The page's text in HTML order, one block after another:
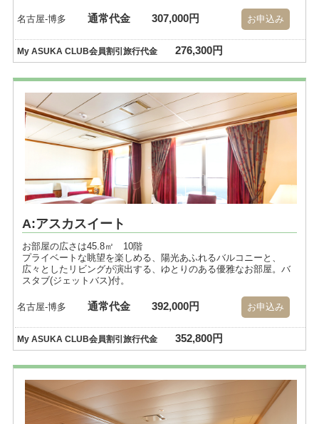
名古屋-博多 通常代金 307,000円 お申込み
My ASUKA CLUB会員割引旅行代金 276,300円
A:アスカスイート
お部屋の広さは45.8㎡ 10階
プライベートな眺望を楽しめる、陽光あふれるバルコニーと、
広々としたリビングが演出する、ゆとりのある優雅なお部屋。バ
スタブ(ジェットバス)付。
名古屋-博多 通常代金 392,000円 お申込み
My ASUKA CLUB会員割引旅行代金 352,800円